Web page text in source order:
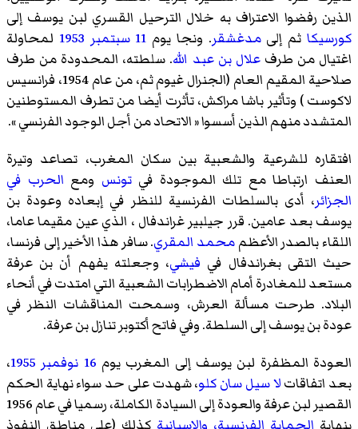
الذين رفضوا الاعتراف به خلال الترحيل القسري لبن يوسف إلى
كورسيكاثم إلىمدغشقر. ونجا يوم 11 سبتمبر 1953 لمحاولة
اغتيال من طرفعلال بن عبد الله. سلطته، المحدودة من طرف
صلاحية المقيم العام (الجنرال غيوم ثم، من عام 1954،
فرانسيس
لاكوست ) وتأثير باشا مراكش، تأثرت أيضا من تطرف المستوطنين
المتشدد منهم الذين أسسوا « الاتحاد من أجل الوجود الفرنسي ».
افتقاره للشرعية والشعبية بين سكان المغرب، تصاعد وتيرة
العنف ارتباطا مع تلك الموجودة فيتونس ومع الحرب في
الجزائر، أدى بالسلطات الفرنسية للنظر في إبعاده وعودة بن
يوسف بعد عامين. قرر جيلبير غراندفال ، الذي عين مقيما عاما،
اللقاء بالصدر الأعظممحمد المقري. سافر هذا الأخير إلى فرنسا،
حيث التقى بغراندفال في فيشي، وجعلته يفهم أن بن عرفة
مستعد للمغادرة أمام الاضطرابات الشعبية التي امتدت في أنحاء
البلاد. طرحت مسألة العرش، وسمحت المناقشات النظر في
عودة بن يوسف إلى السلطة. وفي فاتح أكتوبر تنازل بن عرفة.
العودة المظفرة لبن يوسف إلى المغرب يوم 16 نوفمبر 1955،
بعد اتفاقاتلا سيل سان كلو، شهدت على حد سواء نهاية الحكم
القصير لبن عرفة والعودة إلى السيادة الكاملة، رسميا في عام 1956
بنهاية الحماية الفرنسية، والإسبانية كذلك (على مناطق النفوذ